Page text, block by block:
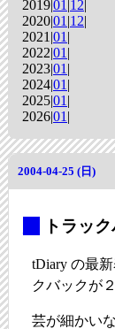
2019|01 |12|
2020|01 |12|
2021|01 |
2022|01 |
2023|01 |
2024|01 |
2025|01 |
2026|01 |
2004-04-25 (日)
トラッ
tDiary の最
クバックが
芸が細かいな